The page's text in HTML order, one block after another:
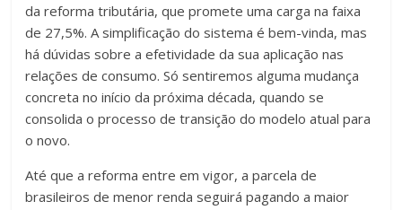
da reforma tributária, que promete uma carga na faixa
de 27,5%. A simplificação do sistema é bem-vinda, mas
há dúvidas sobre a efetividade da sua aplicação nas
relações de consumo. Só sentiremos alguma mudança
concreta no início da próxima década, quando se
consolida o processo de transição do modelo atual para
o novo.
Até que a reforma entre em vigor, a parcela de
brasileiros de menor renda seguirá pagando a maior